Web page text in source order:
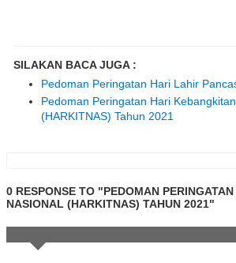
SILAKAN BACA JUGA :
Pedoman Peringatan Hari Lahir
Pedoman Peringatan Hari
(HARKITNAS) Tahun 2021
0 RESPONSE TO "PEDOMAN
NASIONAL (HARKITNAS) TAHUN 2021"